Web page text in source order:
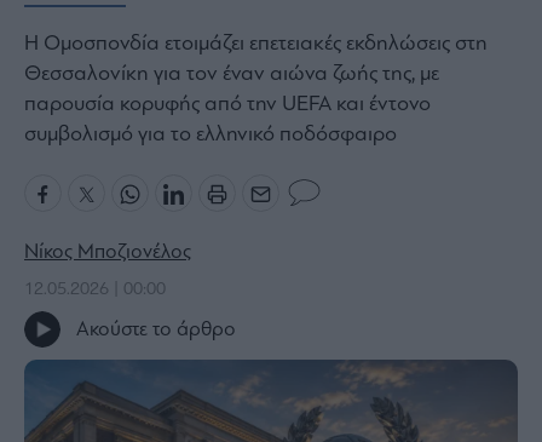
Κοινωνία
Law
Bloomberg
Financial
Times
The
Wiseman
Room
301
Story
Media
Η Ομοσπονδία ετοιμάζει επετειακές εκδηλώσεις στη
Θεσσαλονίκη για τον έναν αιώνα ζωής της, με
παρουσία κορυφής από την UEFA και έντονο
συμβολισμό για το ελληνικό ποδόσφαιρο
Νίκος Μποζιονέλος
12.05.2026 | 00:00
Ακούστε το άρθρο